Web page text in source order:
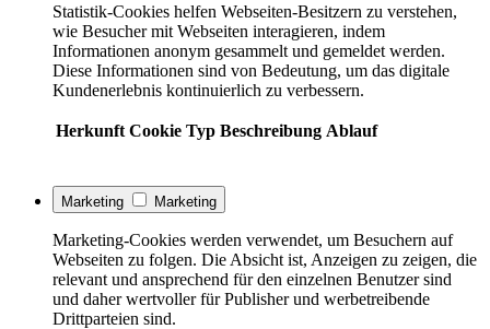
Statistik-Cookies helfen Webseiten-Besitzern zu verstehen,
wie Besucher mit Webseiten interagieren, indem
Informationen anonym gesammelt und gemeldet werden.
Diese Informationen sind von Bedeutung, um das digitale
Kundenerlebnis kontinuierlich zu verbessern.
Herkunft Cookie Typ Beschreibung Ablauf
Marketing Marketing
Marketing-Cookies werden verwendet, um Besuchern auf
Webseiten zu folgen. Die Absicht ist, Anzeigen zu zeigen, die
relevant und ansprechend für den einzelnen Benutzer sind
und daher wertvoller für Publisher und werbetreibende
Drittparteien sind.